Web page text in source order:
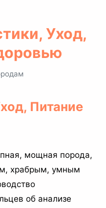
Уход,
Питание
мощная порода,
храбрым, умным
об анализе